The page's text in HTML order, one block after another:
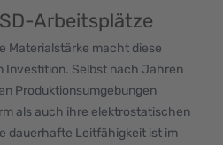
Arbeitsplätze
Materialstärke macht diese
Investition. Selbst nach Jahren
Produktionsumgebungen
als auch ihre elektrostatischen
dauerhafte Leitfähigkeit ist im